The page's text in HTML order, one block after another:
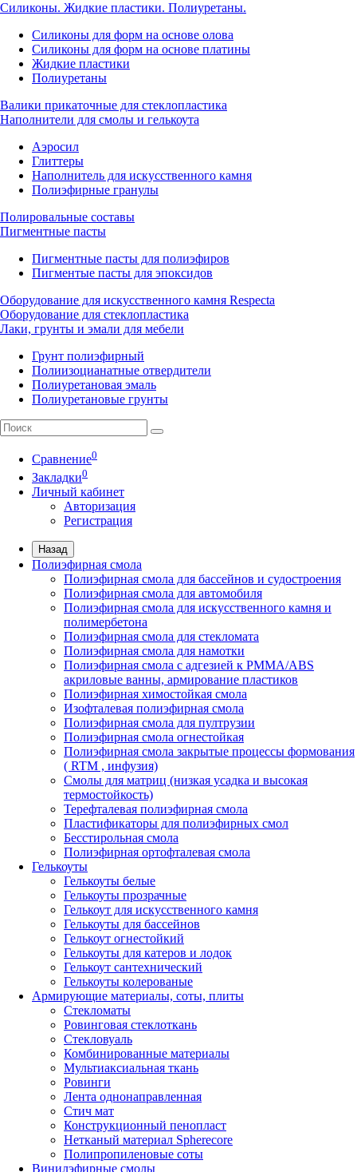
Силиконы. Жидкие пластики. Полиуретаны.
Силиконы для форм на основе олова
Силиконы для форм на основе платины
Жидкие пластики
Полиуретаны
Валики прикаточные для стеклопластика
Наполнители для смолы и гелькоута
Аэросил
Глиттеры
Наполнитель для искусственного камня
Полиэфирные гранулы
Полировальные составы
Пигментные пасты
Пигментные пасты для полиэфиров
Пигментые пасты для эпоксидов
Оборудование для искусственного камня Respecta
Оборудование для стеклопластика
Лаки, грунты и эмали для мебели
Грунт полиэфирный
Полиизоцианатные отвердители
Полиуретановая эмаль
Полиуретановые грунты
Сравнение0
Закладки0
Личный кабинет
Авторизация
Регистрация
Назад
Полиэфирная смола
Полиэфирная смола для бассейнов и судостроения
Полиэфирная смола для автомобиля
Полиэфирная смола для искусственного камня и
полимербетона
Полиэфирная смола для стекломата
Полиэфирная смола для намотки
Полиэфирная смола с адгезией к РММА/АВS
акриловые ванны, армирование пластиков
Полиэфирная химостойкая смола
Изофталевая полиэфирная смола
Полиэфирная смола для пултрузии
Полиэфирная смола огнестойкая
Полиэфирная смола закрытые процессы формования
( RTM , инфузия)
Смолы для матриц (низкая усадка и высокая
термостойкость)
Терефталевая полиэфирная смола
Пластификаторы для полиэфирных смол
Бесстирольная смола
Полиэфирная ортофталевая смола
Гелькоуты
Гелькоуты белые
Гелькоуты прозрачные
Гелькоут для искусственного камня
Гелькоуты для бассейнов
Гелькоут огнестойкий
Гелькоуты для катеров и лодок
Гелькоут сантехнический
Гелькоуты колерованые
Армирующие материалы, соты, плиты
Стекломаты
Ровинговая стеклоткань
Стекловуаль
Комбинированные материалы
Мультиаксиальная ткань
Ровинги
Лента однонаправленная
Стич мат
Конструкционный пенопласт
Нетканый материал Spherecore
Полипропиленовые соты
Винилэфирные смолы